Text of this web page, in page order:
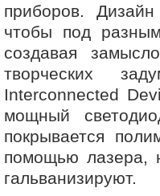
приборов.
чтобы под
создавая
творческих
Interconnected
мощный
покрывается
помощью лазера,
гальванизируют.